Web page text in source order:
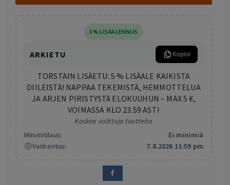
5% LISÄALENNUS
ARKIETU Kopioi
TORSTAIN LISÄETU: 5 % LISÄALE KAIKISTA
DIILEISTÄ! NAPPAA TEKEMISTÄ, HEMMOTTELUA
JA ARJEN PIRISTYSTÄ ELOKUUHUN – MAX 5 €,
VOIMASSA KLO 23.59 ASTI
Koskee valittuja tuotteita
Minimitilaus:
Ei minimiä
Vanhentuu:
7.8.2026 11:59 pm